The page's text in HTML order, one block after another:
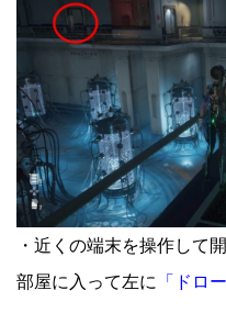
・近くの端末を操作して
部屋に入って左に
「ドロ